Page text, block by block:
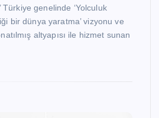
Türkiye genelinde ‘Yolculuk
bir dünya yaratma’ vizyonu ve
altyapısı ile hizmet sunan